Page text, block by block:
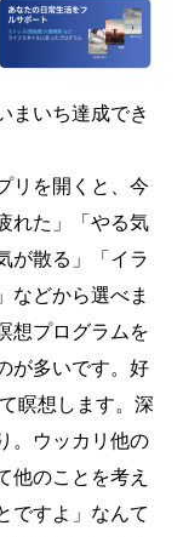
まいち達成でき
リを開くと、今
れた」「やる気
が散る」「イラ
などから選べま
想プログラムを
が多いです。好
瞑想します。深
。ウッカリ他の
他のことを考え
ですよ」なんて